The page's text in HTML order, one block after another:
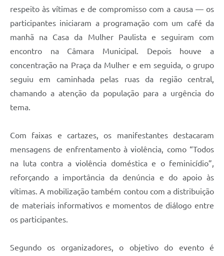
respeito às vítimas e de compromisso com a causa — os
participantes iniciaram a programação com um café da
manhã na Casa da Mulher Paulista e seguiram com
encontro na Câmara Municipal. Depois houve a
concentração na Praça da Mulher e em seguida, o grupo
seguiu em caminhada pelas ruas da região central,
chamando a atenção da população para a urgência do
tema.
Com faixas e cartazes, os manifestantes destacaram
mensagens de enfrentamento à violência, como “Todos
na luta contra a violência doméstica e o feminicídio”,
reforçando a importância da denúncia e do apoio às
vítimas. A mobilização também contou com a distribuição
de materiais informativos e momentos de diálogo entre
os participantes.
Segundo os organizadores, o objetivo do evento é